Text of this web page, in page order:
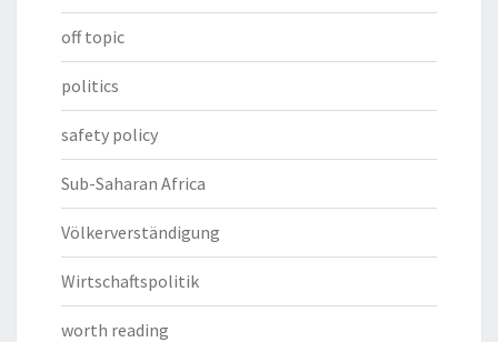
off topic
politics
safety policy
Sub-Saharan Africa
Völkerverständigung
Wirtschaftspolitik
worth reading